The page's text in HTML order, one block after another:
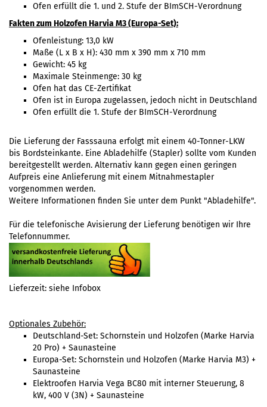
Ofen erfüllt die 1. und 2. Stufe der BImSCH-Verordnung
Fakten zum Holzofen Harvia M3 (Europa-Set):
Ofenleistung: 13,0 kW
Maße (L x B x H): 430 mm x 390 mm x 710 mm
Gewicht: 45 kg
Maximale Steinmenge: 30 kg
Ofen hat das CE-Zertifikat
Ofen ist in Europa zugelassen, jedoch nicht in Deutschland
Ofen erfüllt die 1. Stufe der BImSCH-Verordnung
Die Lieferung der Fasssauna erfolgt mit einem 40-Tonner-LKW
bis Bordsteinkante. Eine Abladehilfe (Stapler) sollte vom Kunden
bereitgestellt werden. Alternativ kann gegen einen geringen
Aufpreis eine Anlieferung mit einem Mitnahmestapler
vorgenommen werden.
Weitere Informationen finden Sie unter dem Punkt "Abladehilfe".
Für die telefonische Avisierung der Lieferung benötigen wir Ihre
Telefonnummer.
Lieferzeit: siehe Infobox
Optionales Zubehör:
Deutschland-Set: Schornstein und Holzofen (Marke Harvia
20 Pro) + Saunasteine
Europa-Set: Schornstein und Holzofen (Marke Harvia M3) +
Saunasteine
Elektroofen Harvia Vega BC80 mit interner Steuerung, 8
kW, 400 V (3N) + Saunasteine